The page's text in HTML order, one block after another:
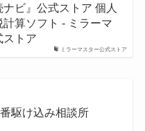
ミラーマスター公式ストア
ナビ』公式ストア 個人
計算ソフト - ミラーマ
ストア
駆け込み相談所